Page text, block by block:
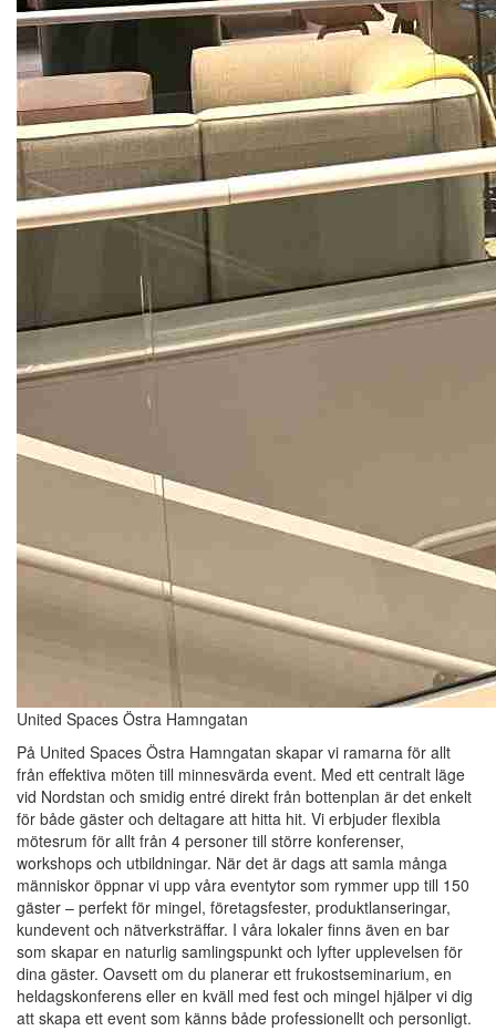
United Spaces Östra Hamngatan
På United Spaces Östra Hamngatan skapar vi ramarna för allt
från effektiva möten till minnesvärda event. Med ett centralt läge
vid Nordstan och smidig entré direkt från bottenplan är det enkelt
för både gäster och deltagare att hitta hit. Vi erbjuder flexibla
mötesrum för allt från 4 personer till större konferenser,
workshops och utbildningar. När det är dags att samla många
människor öppnar vi upp våra eventytor som rymmer upp till 150
gäster – perfekt för mingel, företagsfester, produktlanseringar,
kundevent och nätverksträffar. I våra lokaler finns även en bar
som skapar en naturlig samlingspunkt och lyfter upplevelsen för
dina gäster. Oavsett om du planerar ett frukostseminarium, en
heldagskonferens eller en kväll med fest och mingel hjälper vi dig
att skapa ett event som känns både professionellt och personligt.